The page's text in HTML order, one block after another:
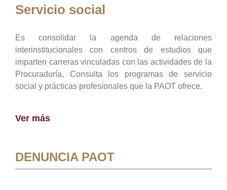
Servicio social
Es consolidar la agenda de relaciones
interinstitucionales con centros de estudios que
imparten carreras vinculadas con las actividades de la
Procuraduría, Consulta los programas de servicio
social y prácticas profesionales que la PAOT ofrece.
Ver más
DENUNCIA PAOT